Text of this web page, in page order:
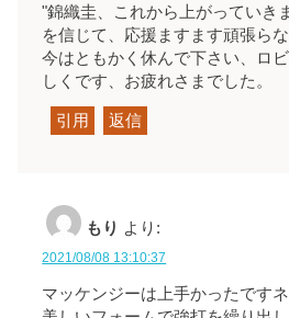
"錦織圭、これから上がっていき
を信じて、応援ますます頑張らな
今はともかく休んで下さい、ロ
しくです、お疲れさまでした。
引用 返信
もり より:
2021/08/08 13:10:37
マッケンジーは上手かったです